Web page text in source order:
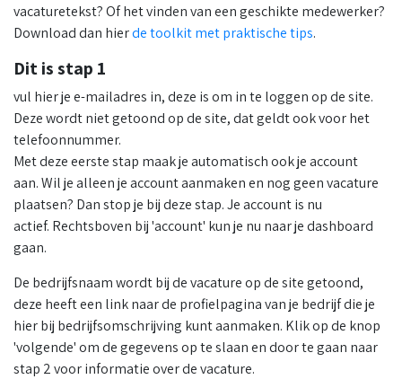
vacaturetekst? Of het vinden van een geschikte medewerker?
Download dan hierde toolkit met praktische tips.
Dit is stap 1
vul hier je e-mailadres in, deze is om in te loggen op de site.
Deze wordt niet getoond op de site, dat geldt ook voor het
telefoonnummer.
Met deze eerste stap maak je automatisch ook je account
aan. Wil je alleen je account aanmaken en nog geen vacature
plaatsen? Dan stop je bij deze stap. Je account is nu
actief. Rechtsboven bij 'account' kun je nu naar je dashboard
gaan.
De bedrijfsnaam wordt bij de vacature op de site getoond,
deze heeft een link naar de profielpagina van je bedrijf die je
hier bij bedrijfsomschrijving kunt aanmaken. Klik op de knop
'volgende' om de gegevens op te slaan en door te gaan naar
stap 2 voor informatie over de vacature.